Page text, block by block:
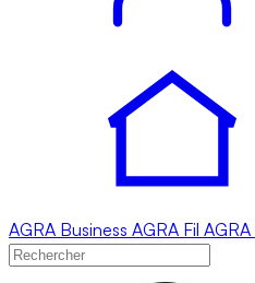
AGRA Business AGRA Fil AGRA